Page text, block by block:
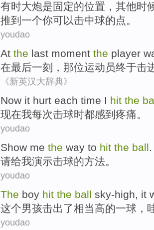
有时大炮是固定的位置 ， 其他时
推到 一个你可以击中球的点。
youdao
At the last moment the player
在最后一刻 ， 那位运动员终于击
《新英汉大辞典》
Now it hurt each time I hit the
现在我每次击球时都感到疼痛。
youdao
Show me the way to hit the ball.
请给我演示击球的方法。
youdao
The boy hit the ball sky-high, it
这个男孩击出了相当高的一球 ，
youdao